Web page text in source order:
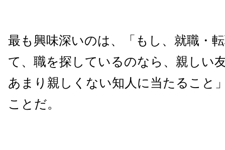
最も興味深いのは、「もし、就職・
て、職を探しているのなら、親しい
あまり親しくない知人に当たること
ことだ。